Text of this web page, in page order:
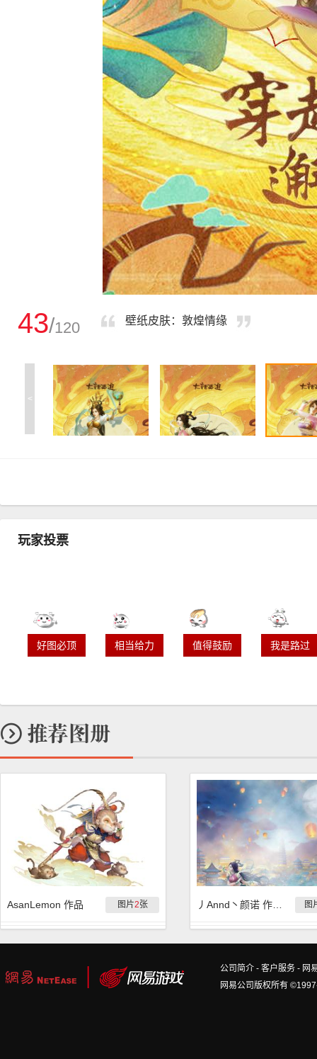
43/120 壁纸皮肤：敦煌情缘
<
玩家投票
好图必顶 相当给力 值得鼓励 我是路过
图片2张
AsanLemon 作品 图
公司简介 - 客户服务 - 网
网易公司版权所有